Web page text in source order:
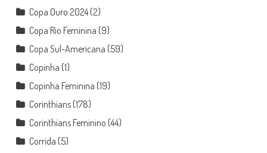
Copa Ouro 2024(2)
Copa Rio Feminina (9)
Copa Sul-Americana (59)
Copinha (1)
Copinha Feminina (19)
Corinthians(178)
Corinthians Feminino (44)
Corrida (5)